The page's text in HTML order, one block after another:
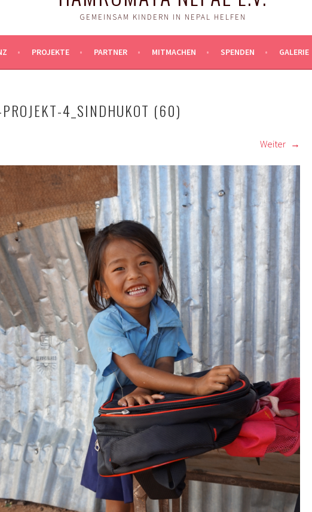
GEMEINSAM KINDERN IN NEPAL HELFEN
PROJEKTE PARTNER MITMACHEN SPENDEN GALERIE
4_SINDHUKOT (60)
Weiter